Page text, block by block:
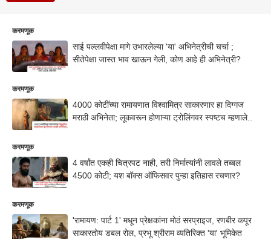
करमणूक
साई पल्लवीपेक्षा मागे उभारलेल्या 'या' अभिनेत्रीची चर्चा ;
सीतेपेक्षा जास्त भाव खाऊन गेली, कोण आहे ही अभिनेत्री?
करमणूक
4000 कोटींच्या रामायणात विश्वामित्र साकारणार हा दिग्गज
मराठी अभिनेता; लूकवरून होणाऱ्या ट्रोलिंगवर स्पष्टच म्हणाले..
करमणूक
4 वर्षांत एकही चित्रपट नाही, तरी निर्मात्यांनी लावले तब्बल
4500 कोटी; यश बॉक्स ऑफिसवर पुन्हा इतिहास रचणार?
करमणूक
'रामायण: पार्ट 1' मधून प्रेक्षकांना मोठं सरप्राइज, रणबीर कपूर
साकारतोय डबल रोल, प्रभू श्रीराम व्यतिरिक्त 'या' भूमिकेत